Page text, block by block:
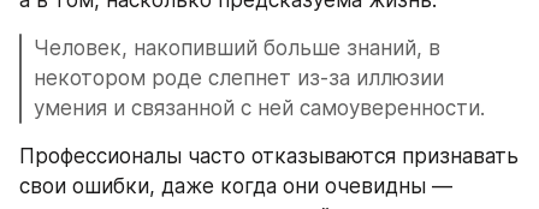
Человек, накопивший больше знаний, в
некотором роде слепнет из-за иллюзии
умения и связанной с ней самоуверенности.
Профессионалы часто отказываются признавать
свои ошибки, даже когда они очевидны —